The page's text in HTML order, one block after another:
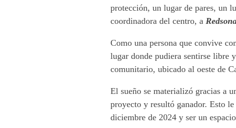
protección, un lugar de pares, un
coordinadora del centro, a
Como una persona que convive
lugar donde pudiera sentirse libre
comunitario, ubicado al oeste de
El sueño se materializó gracias a
proyecto y resultó ganador. Esto
diciembre de 2024 y ser un